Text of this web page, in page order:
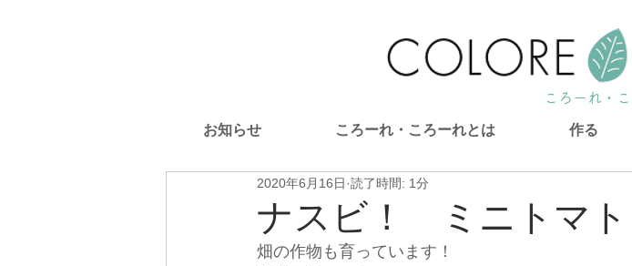
ころーれ・
お知らせ ころーれ・ころーれとは 作る
ナスビ！ ミニトマ
2020年6月16日 読了時間: 1分
畑の作物も育っています！